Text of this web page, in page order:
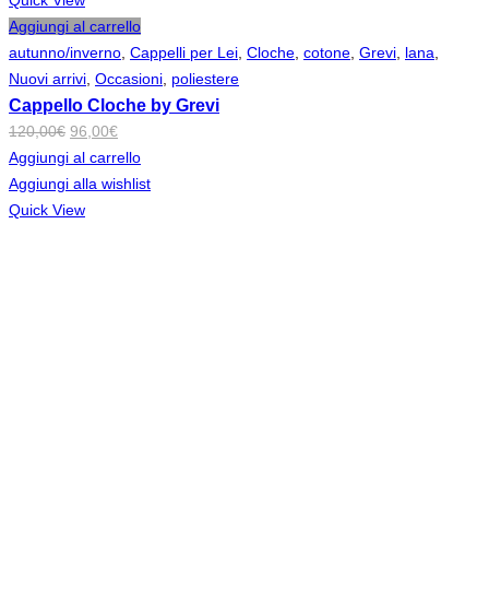
Aggiungi al carrello
autunno/inverno Cappelli per Lei Cloche cotone Grevi lana
Nuovi arrivi Occasioni poliestere
Cappello Cloche by Grevi
120,00€ Il
prezzo
originale
era:
96,00€Il
prezzo
attuale
Aggiungi al carrello
Aggiungi alla wishlist
Quick View